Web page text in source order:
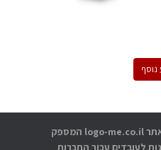
נוסף
אתוס עסקים מפעילה את אתר logo-me.co.il המספק
לעובדים עבור החברות